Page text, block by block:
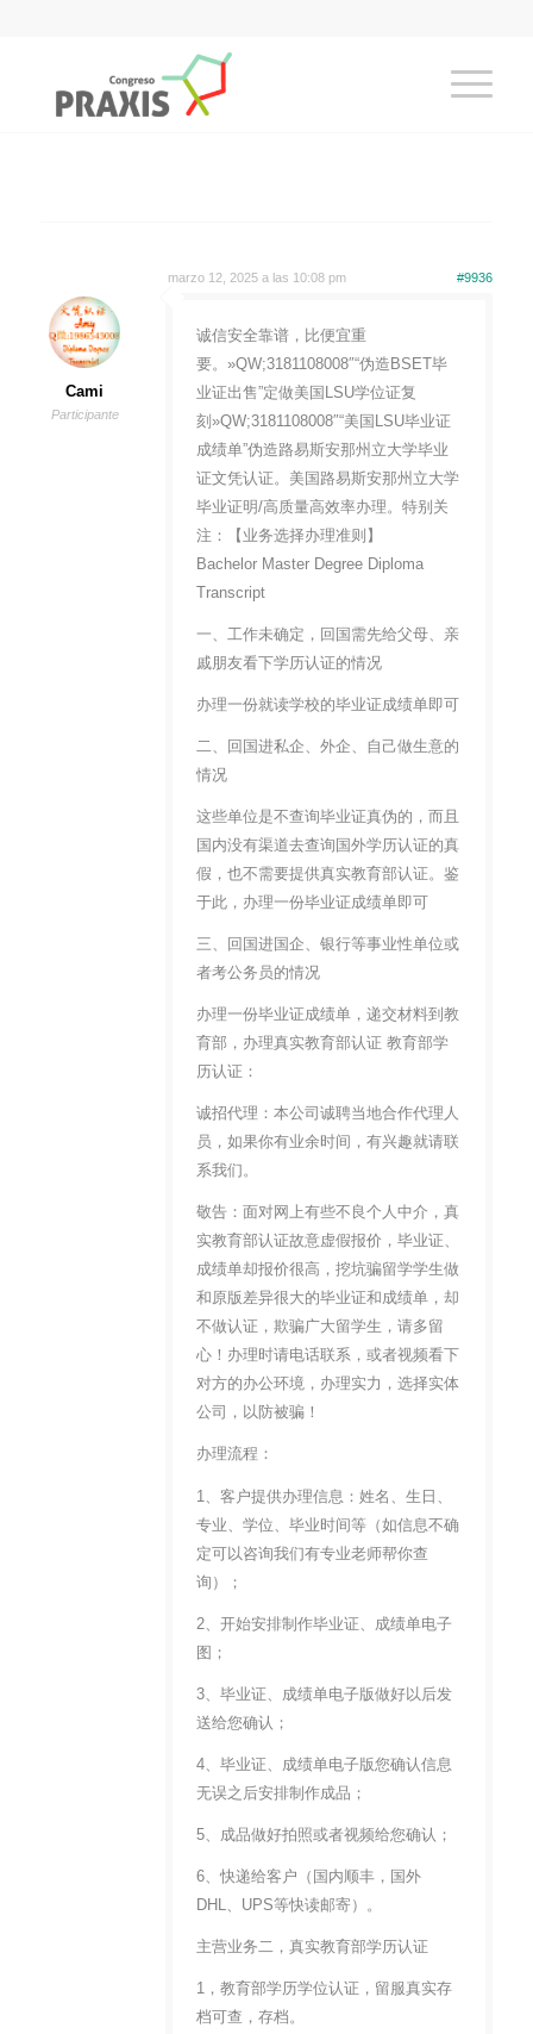
marzo 12, 2025 a las 10:08 pm #9936
Cami
Participante
诚信安全靠谱，比便宜重
要。»QW;3181108008″“伪造BSET毕
业证出售”定做美国LSU学位证复
刻»QW;3181108008″“美国LSU毕业证
成绩单”伪造路易斯安那州立大学毕业
证文凭认证。美国路易斯安那州立大学
毕业证明/高质量高效率办理。特别关
注：【业务选择办理准则】
Bachelor Master Degree Diploma
Transcript
一、工作未确定，回国需先给父母、亲
戚朋友看下学历认证的情况
办理一份就读学校的毕业证成绩单即可
二、回国进私企、外企、自己做生意的
情况
这些单位是不查询毕业证真伪的，而且
国内没有渠道去查询国外学历认证的真
假，也不需要提供真实教育部认证。鉴
于此，办理一份毕业证成绩单即可
三、回国进国企、银行等事业性单位或
者考公务员的情况
办理一份毕业证成绩单，递交材料到教
育部，办理真实教育部认证 教育部学
历认证：
诚招代理：本公司诚聘当地合作代理人
员，如果你有业余时间，有兴趣就请联
系我们。
敬告：面对网上有些不良个人中介，真
实教育部认证故意虚假报价，毕业证、
成绩单却报价很高，挖坑骗留学学生做
和原版差异很大的毕业证和成绩单，却
不做认证，欺骗广大留学生，请多留
心！办理时请电话联系，或者视频看下
对方的办公环境，办理实力，选择实体
公司，以防被骗！
办理流程：
1、客户提供办理信息：姓名、生日、
专业、学位、毕业时间等（如信息不确
定可以咨询我们有专业老师帮你查
询）；
2、开始安排制作毕业证、成绩单电子
图；
3、毕业证、成绩单电子版做好以后发
送给您确认；
4、毕业证、成绩单电子版您确认信息
无误之后安排制作成品；
5、成品做好拍照或者视频给您确认；
6、快递给客户（国内顺丰，国外
DHL、UPS等快读邮寄）。
主营业务二，真实教育部学历认证
1，教育部学历学位认证，留服真实存
档可查，存档。